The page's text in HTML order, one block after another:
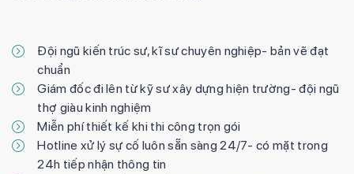
Đội ngũ kiến trúc sư, kĩ sư chuyên nghiệp- bản vẽ đạt
chuẩn
Giám đốc đi lên từ kỹ sư xây dựng hiện trường- đội ngũ
thợ giàu kinh nghiệm
Miễn phí thiết kế khi thi công trọn gói
Hotline xử lý sự cố luôn sẵn sàng 24/7- có mặt trong
24h tiếp nhận thông tin